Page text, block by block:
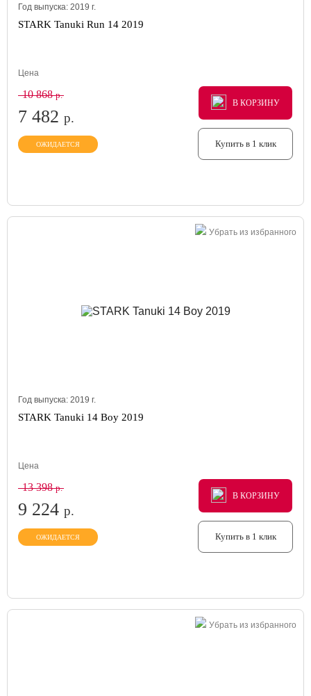
Год выпуска: 2019 г.
STARK Tanuki Run 14 2019
Цена
10 868р.
7 482 р.
ОЖИДАЕТСЯ
В КОРЗИНУ
В КОРЗИНУ
В КОРЗИНУ
Купить в 1 клик
Убрать из избранного
Год выпуска: 2019 г.
STARK Tanuki 14 Boy 2019
Цена
13 398р.
9 224 р.
ОЖИДАЕТСЯ
В КОРЗИНУ
В КОРЗИНУ
В КОРЗИНУ
Купить в 1 клик
Убрать из избранного